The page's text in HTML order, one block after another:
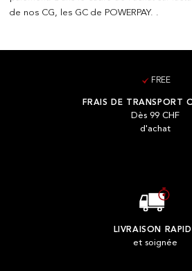
de nos CG, les GC de POWERPAY. .
FREE
FRAIS DE TRANSPORT
Dès 99 CHF
d'achat
LIVRAISON
et soignée